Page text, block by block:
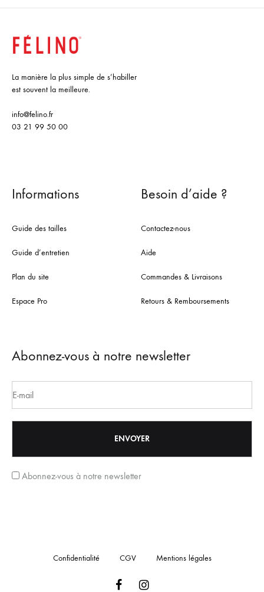
La manière la plus simple de s’habiller
est souvent la meilleure.
info@felino.fr
03 21 99 50 00
Informations
Guide des tailles
Guide d’entretien
Plan du site
Espace Pro
Besoin d’aide ?
Contactez-nous
Aide
Commandes & Livraisons
Retours & Remboursements
Abonnez-vous à notre newsletter
Abonnez-vous à notre newsletter
Confidentialité CGV Mentions légales
FacebookInstagram